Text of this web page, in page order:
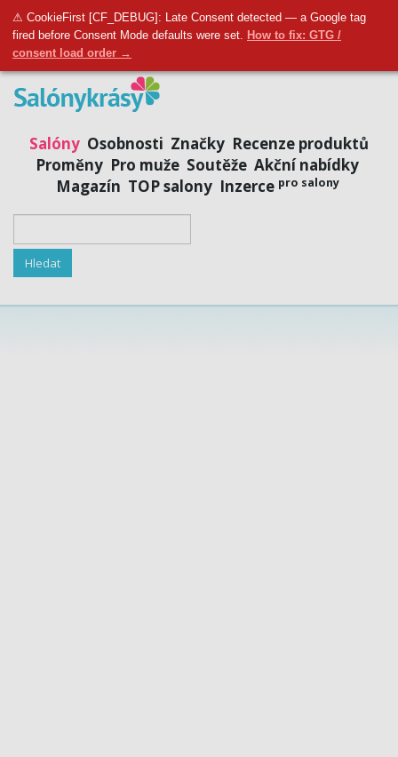
⚠ CookieFirst [CF_DEBUG]: Late Consent detected — a Google tag
fired before Consent Mode defaults were set. How to fix: GTG /
consent load order →
Přidat salon | Přihlásit se | Registrovat se
Salóny Osobnosti Značky Recenze produktů
Proměny Pro muže Soutěže Akční nabídky
Magazín TOP salony Inzerce pro salony